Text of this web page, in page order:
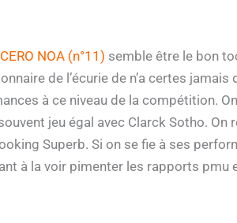
NOA (n°11) semble être le bon
de l’écurie de n’a certes
à ce niveau de la compétition.
jeu égal avec Clarck Sotho.
Superb. Si on se fie à ses
à la voir pimenter les rapports